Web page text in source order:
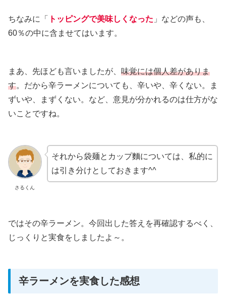
ちなみに「 トッピングで美味しくなった 」などの声も、
60％の中に含ませてはいます。
まあ、先ほども言いましたが、 味覚には個人差がありま
す。だから辛ラーメンについても、辛いや、辛くない。ま
ずいや、まずくない。など、意見が分かれるのは仕方がな
いことですね。
さるくん
それから袋麺とカップ麵については、私的に
は引き分けとしておきます^^
ではその辛ラーメン。今回出した答えを再確認するべく、
じっくりと実食をしましたよ～。
辛ラーメンを実食した感想